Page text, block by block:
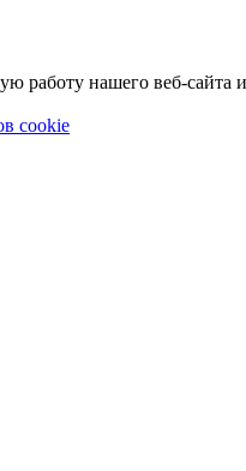
нашего веб-сайта
cookie